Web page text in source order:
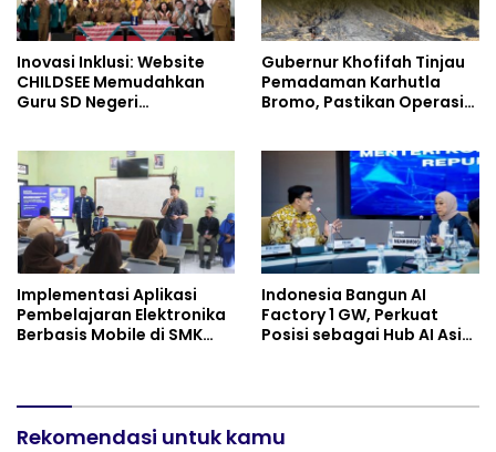
Inovasi Inklusi: Website
CHILDSEE Memudahkan
Guru SD Negeri
Berkebutuhan Khusus
Gubernur Khofifah Tinjau
Pemadaman Karhutla
Bromo, Pastikan Operasi
Implementasi Aplikasi
Pembelajaran Elektronika
Berbasis Mobile di SMK
Indonesia Bangun AI
Factory 1 GW, Perkuat
Posisi sebagai Hub AI Asia
Rekomendasi untuk kamu